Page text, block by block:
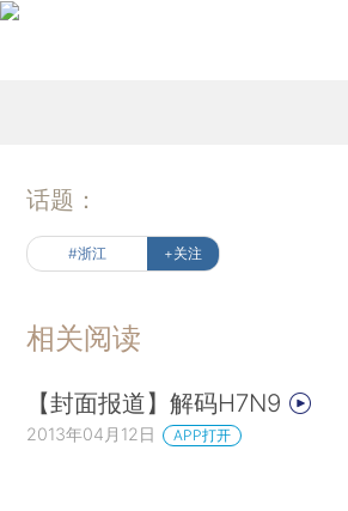
话题：
#浙江 +关注
相关阅读
【封面报道】解码H7N9
2013年04月12日 APP打开